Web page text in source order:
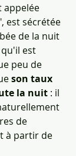
appelée
est sécrétée
de la nuit
est
peu de
son taux
la nuit : il
de
à partir de